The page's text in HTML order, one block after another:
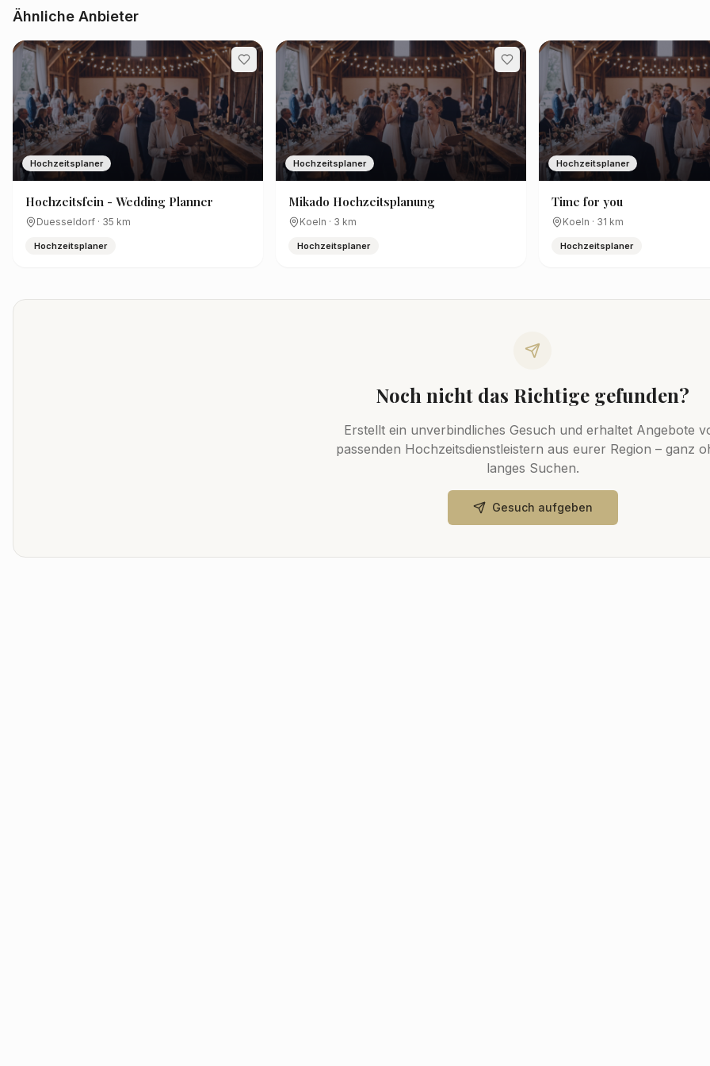
Ähnliche Anbieter
Hochzeitsplaner
Hochzeitsfein - Wedding Planner
Duesseldorf · 35 km
Hochzeitsplaner
Hochzeitsplaner
Mikado Hochzeitsplanung
Koeln · 3 km
Hochzeitsplaner
Hochzeitsplaner
Time for you
Koeln · 31 km
Hochzeitsplaner
Noch nicht das Richtige gefunden?
Erstellt ein unverbindliches Gesuch und erhaltet Angebote
passenden Hochzeitsdienstleistern aus eurer Region – ganz
langes Suchen.
Gesuch aufgeben